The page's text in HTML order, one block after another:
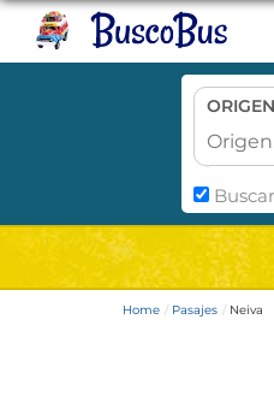
ORIGEN
Home Pasajes Neiva